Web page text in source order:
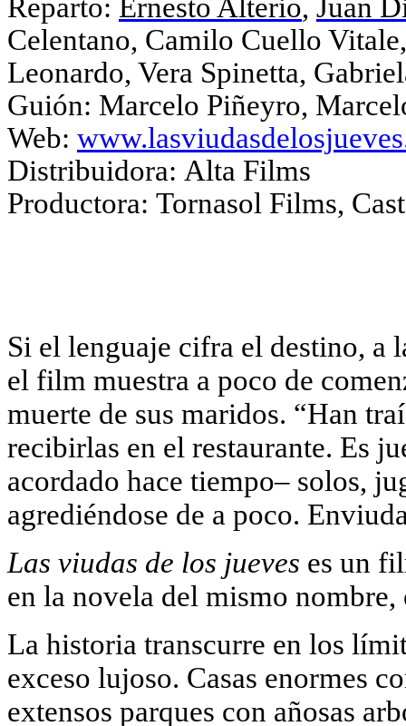
Reparto: Ernesto Alterio, Juan
Celentano, Camilo Cuello
Leonardo, Vera Spinetta,
Guión: Marcelo Piñeyro,
Web:
Distribuidora: Alta Films
Productora: Tornasol Films,
Si el lenguaje cifra el destino, a
el film muestra a poco de
muerte de sus maridos. “Han
recibirlas en el restaurante. Es
acordado hace tiempo– solos,
agrediéndose de a poco.
Las viudas de los jueves es un
en la novela del mismo
La historia transcurre en los
exceso lujoso. Casas enormes
extensos parques con añosas